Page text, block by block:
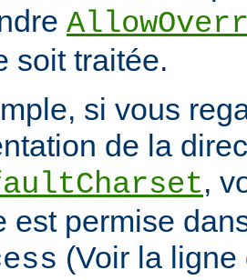
soit traitée.
si vous
de la
,
est permise
(Voir la